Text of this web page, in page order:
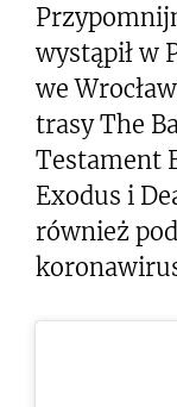
wystąpił w
we
trasy The
Testament
Exodus i
również